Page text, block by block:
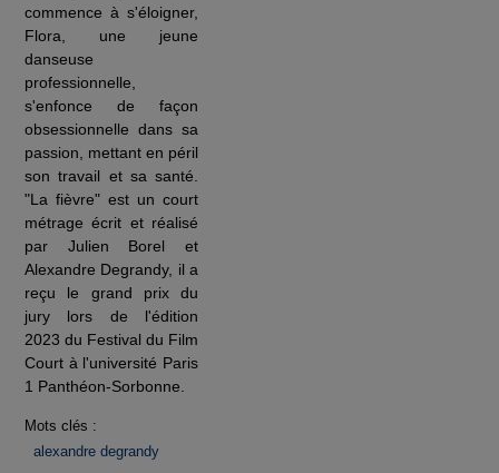
commence à s'éloigner,
Flora, une jeune
danseuse
professionnelle,
s'enfonce de façon
obsessionnelle dans sa
passion, mettant en péril
son travail et sa santé.
"La fièvre" est un court
métrage écrit et réalisé
par Julien Borel et
Alexandre Degrandy, il a
reçu le grand prix du
jury lors de l'édition
2023 du Festival du Film
Court à l'université Paris
1 Panthéon-Sorbonne.
Mots clés :
alexandre degrandy